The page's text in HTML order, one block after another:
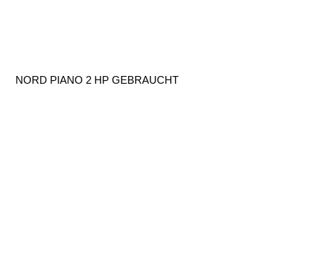
NORD PIANO 2 HP GEBRAUCHT